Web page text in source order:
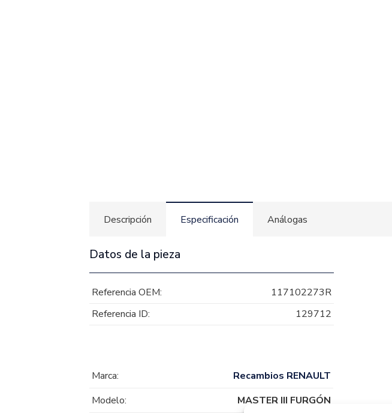
Descripción Especificación Análogas
Datos de la pieza
Referencia OEM:
117102273R
Referencia ID:
129712
Marca:
Recambios RENAULT
Modelo:
MASTER III FURGÓN